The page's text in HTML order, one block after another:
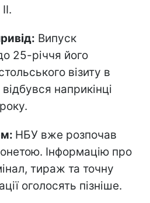
Випуск
25-річчя його
візиту в
наприкінці
НБУ вже розпочав
Інформацію про
тираж та точну
оголосять пізніше.